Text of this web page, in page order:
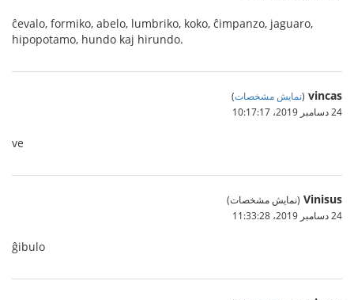
ĉevalo, formiko, abelo, lumbriko, koko, ĉimpanzo, jaguaro,
hipopotamo, hundo kaj hirundo.
vincas
(نمایش مشخصات)
24 دسامبر 2019،‏ 10:17:17
ve
Vinisus (نمایش مشخصات)
24 دسامبر 2019،‏ 11:33:28
ĝibulo